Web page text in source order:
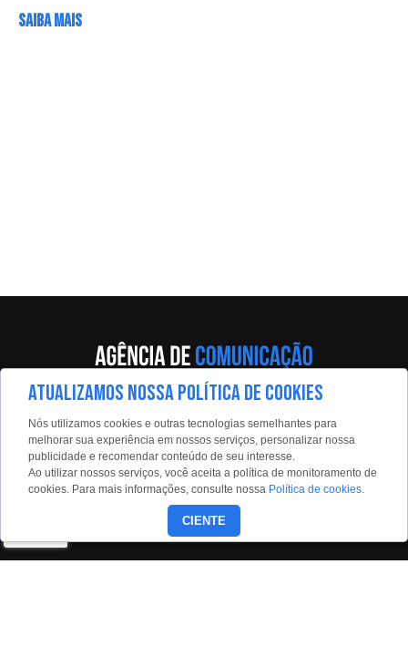
SAIBA MAIS
Av. Eng. Caetano Álvares, 55 - 5º andar
Limão, São Paulo, 02598-900
Contato:
estadaoconteudo@estadao.com
(11)99350-0439
ATUALIZAMOS NOSSA POLÍTICA DE COOKIES
Nós utilizamos cookies e outras tecnologias semelhantes para
melhorar sua experiência em nossos serviços, personalizar nossa
publicidade e recomendar conteúdo de seu interesse.
Ao utilizar nossos serviços, você aceita a política de monitoramento de
cookies. Para mais informações, consulte nossa Política de cookies.
CIENTE